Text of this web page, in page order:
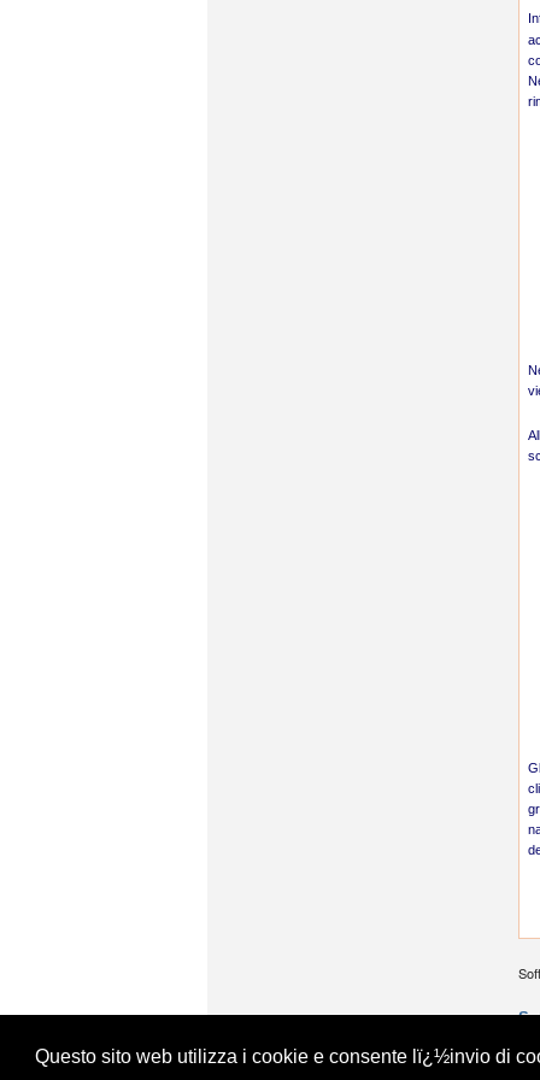
Questo sito web utilizza i cookie e consente lï¿½invio di